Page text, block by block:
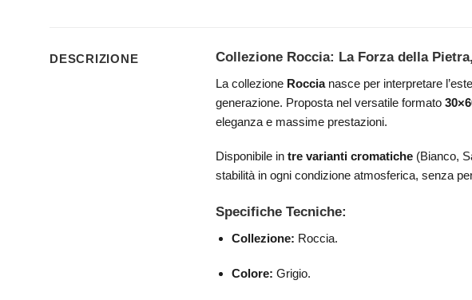
DESCRIZIONE Collezione Roccia: La Forza della
La collezione Roccianasce per interpretare
generazione. Proposta nel versatile formato
eleganza e massime prestazioni.
Disponibile intre varianti cromatiche (Bianco,
stabilità in ogni condizione atmosferica, senza
Specifiche Tecniche:
Collezione: Roccia.
Colore: Grigio.